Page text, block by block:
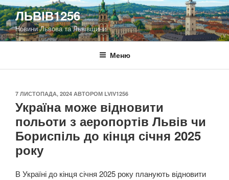
Перейти
до
вмісту
ЛЬВІВ1256
Новини Львова та Львівщини
Меню
ОПУБЛІКОВАНО
7 ЛИСТОПАДА, 2024 АВТОРОМ LVIV1256
Україна може відновити
польоти з аеропортів Львів чи
Бориспіль до кінця січня 2025
року
В Україні до кінця січня 2025 року планують відновити